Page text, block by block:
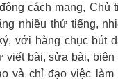
cách mạng, Chủ
nhiều thứ tiếng,
với hàng chục bút
viết bài, sửa bài,
và chỉ đạo việc